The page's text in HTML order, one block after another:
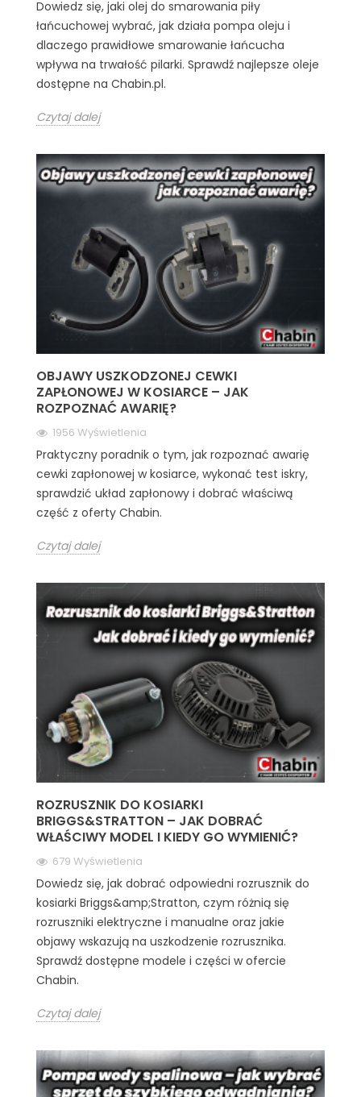
Dowiedz się, jaki olej do smarowania piły
łańcuchowej wybrać, jak działa pompa oleju i
dlaczego prawidłowe smarowanie łańcucha
wpływa na trwałość pilarki. Sprawdź najlepsze oleje
dostępne na Chabin.pl.
Czytaj dalej
OBJAWY USZKODZONEJ CEWKI
ZAPŁONOWEJ W KOSIARCE – JAK
ROZPOZNAĆ AWARIĘ?
1956 Wyświetlenia
Praktyczny poradnik o tym, jak rozpoznać awarię
cewki zapłonowej w kosiarce, wykonać test iskry,
sprawdzić układ zapłonowy i dobrać właściwą
część z oferty Chabin.
Czytaj dalej
ROZRUSZNIK DO KOSIARKI
BRIGGS&STRATTON – JAK DOBRAĆ
WŁAŚCIWY MODEL I KIEDY GO WYMIENIĆ?
679 Wyświetlenia
Dowiedz się, jak dobrać odpowiedni rozrusznik do
kosiarki Briggs&amp;Stratton, czym różnią się
rozruszniki elektryczne i manualne oraz jakie
objawy wskazują na uszkodzenie rozrusznika.
Sprawdź dostępne modele i części w ofercie
Chabin.
Czytaj dalej